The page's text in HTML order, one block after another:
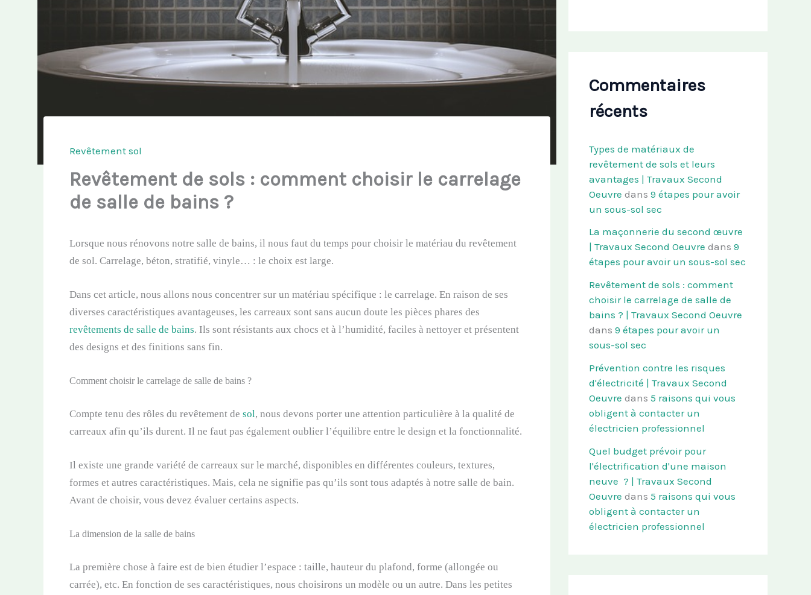
Revêtement sol
Revêtement de sols : comment choisir le carrelage
de salle de bains ?
Lorsque nous rénovons notre salle de bains, il nous faut du temps pour choisir le matériau du revêtement
de sol. Carrelage, béton, stratifié, vinyle… : le choix est large.
Dans cet article, nous allons nous concentrer sur un matériau spécifique : le carrelage. En raison de ses
diverses caractéristiques avantageuses, les carreaux sont sans aucun doute les pièces phares des
revêtements de salle de bains. Ils sont résistants aux chocs et à l’humidité, faciles à nettoyer et présentent
des designs et des finitions sans fin.
Comment choisir le carrelage de salle de bains ?
Compte tenu des rôles du revêtement de sol, nous devons porter une attention particulière à la qualité de
carreaux afin qu’ils durent. Il ne faut pas également oublier l’équilibre entre le design et la fonctionnalité.
Il existe une grande variété de carreaux sur le marché, disponibles en différentes couleurs, textures,
formes et autres caractéristiques. Mais, cela ne signifie pas qu’ils sont tous adaptés à notre salle de bain.
Avant de choisir, vous devez évaluer certains aspects.
La dimension de la salle de bains
La première chose à faire est de bien étudier l’espace : taille, hauteur du plafond, forme (allongée ou
carrée), etc. En fonction de ses caractéristiques, nous choisirons un modèle ou un autre. Dans les petites
Commentaires
récents
Types de matériaux de
revêtement de sols et leurs
avantages | Travaux Second
Oeuvre dans 9 étapes pour avoir
un sous-sol sec
La maçonnerie du second œuvre
| Travaux Second Oeuvre dans 9
étapes pour avoir un sous-sol sec
Revêtement de sols : comment
choisir le carrelage de salle de
bains ? | Travaux Second Oeuvre
dans 9 étapes pour avoir un
sous-sol sec
Prévention contre les risques
d'électricité | Travaux Second
Oeuvre dans 5 raisons qui vous
obligent à contacter un
électricien professionnel
Quel budget prévoir pour
l'électrification d'une maison
neuve ? | Travaux Second
Oeuvre dans 5 raisons qui vous
obligent à contacter un
électricien professionnel